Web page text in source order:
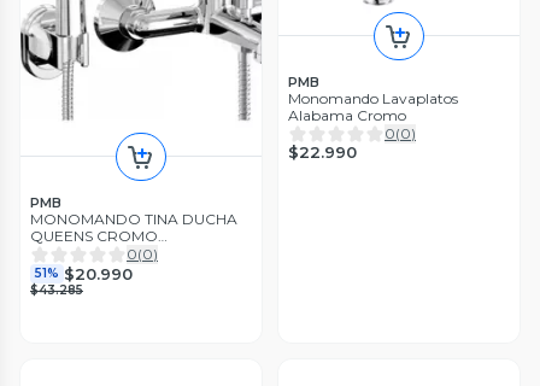
PMB
MONOMANDO TINA DUCHA
QUEENS CROMO
20QN5203400
0(0)
51% $20.990
$43.285
PMB
Monomando Lavaplatos
Alabama Cromo
0(0)
$22.990